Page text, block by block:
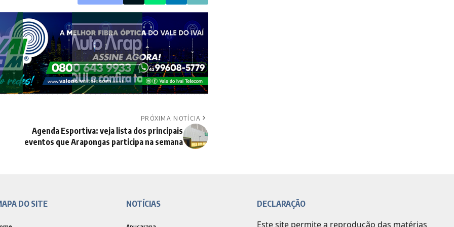
PRÓXIMA NOTÍCIA
Agenda Esportiva: veja lista dos principais
eventos que Arapongas participa na semana
DO SITE NOTÍCIAS DECLARAÇÃO
Este site permite a reprodução das matérias